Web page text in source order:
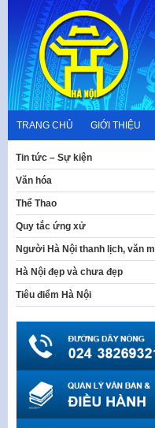
content
TRANG CHỦ GIỚI THIỆU
Tin tức – Sự kiện
Văn hóa
Thể Thao
Quy tắc ứng xử
Người Hà Nội thanh lịch, văn
Hà Nội đẹp và chưa đẹp
Tiêu điểm Hà Nội